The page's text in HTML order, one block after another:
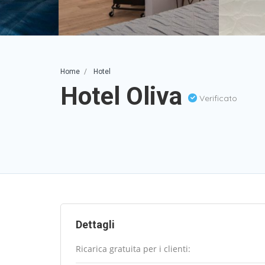
Home Hotel
Hotel Oliva Verificato
Dettagli
Ricarica gratuita per i clienti: